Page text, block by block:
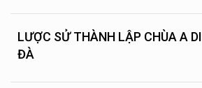
LƯỢC SỬ THÀNH LẬP CHÙA A DI
ĐÀ